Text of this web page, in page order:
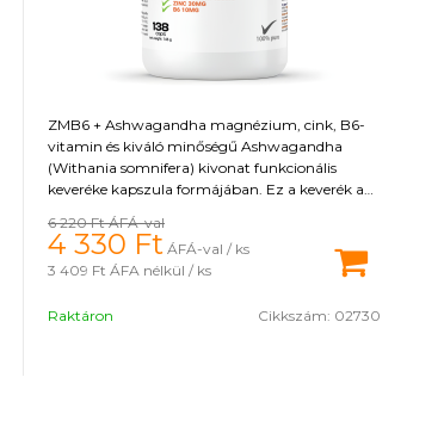
ZMB6 + Ashwagandha magnézium, cink, B6-
vitamin és kiváló minőségű Ashwagandha
(Withania somnifera) kivonat funkcionális
keveréke kapszula formájában. Ez a keverék a
pozitív hatással van a szervezetre, hozzájárul a
vér normál tesztoszteronszintjének
fenntartásához. 500 mg Ashwagandha kivonat
adagban), amely a fő összetevője.
6 220 FtÁFÁ-val
4 330 Ft ÁFÁ-val / ks
3 409 Ft ÁFA nélkül / ks
Raktáron Cikkszám: 02730